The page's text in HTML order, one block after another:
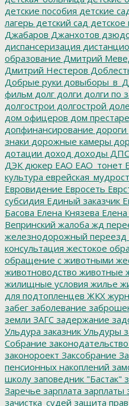
детские пособия детские
лагерь детский сад детское
Джабаров Джанхотов
диспансеризация
образование Дмитрий
Дмитрий Нестеров
Добрые руки
фильм долг долги долги по
долгострои долгострой
дом офицеров дом
допфинансирование дороги
знаки дорожные камеры
дотации доход доходы ДПС
ДЭК дюкер ЕАО ЕАО_тонет
культура
Евровидение Евросеть
субсидия Единый заказчик
Басова Елена Князева
Вепринский жалоба жд
железнодорожный переезд
консультация жестокое
обращение с животными
животноводство животные
жилищные условия жилье
для подтопленцев ЖКХ
забег заболевание
земли ЗАГС задержание
Ульдура заказник Ульдуры
Собрание законодательство
законороект Заксобрание
пенсионных накоплений
школу заповедник "Бастак"
Заречье зарплата зарплаты
зачистка_судей защита